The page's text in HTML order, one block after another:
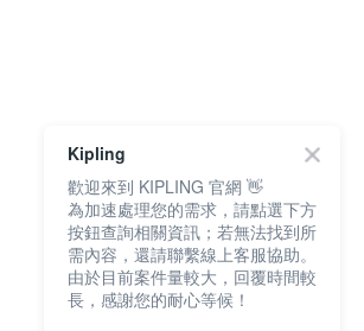
Kipling
歡迎來到 KIPLING 官網 👋
為加速處理您的需求，請點選下方
按鈕查詢相關資訊；若無法找到所
需內容，還請聯繫線上客服協助。
由於目前案件量較大，回覆時間較
長，感謝您的耐心等候！